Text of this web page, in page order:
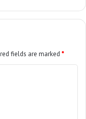
fields are marked *